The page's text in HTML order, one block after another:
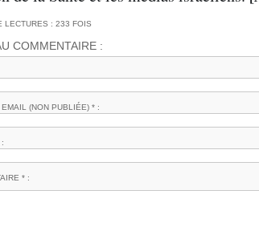
LECTURES : 233 FOIS
COMMENTAIRE :
(NON PUBLIÉE) * :
* :